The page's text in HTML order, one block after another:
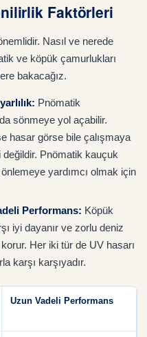
Faktörleri
Nasıl ve nerede
ve köpük çamurlukları
bakacağız.
Pnömatik
sönmeye yol açabilir.
hasar görse bile çalışmaya
Pnömatik kauçuk
yardımcı olmak için
Performans: Köpük
iyi dayanır ve zorlu deniz
Her iki tür de UV hasarı
karşı karşıyadır.
Uzun Vadeli Performans